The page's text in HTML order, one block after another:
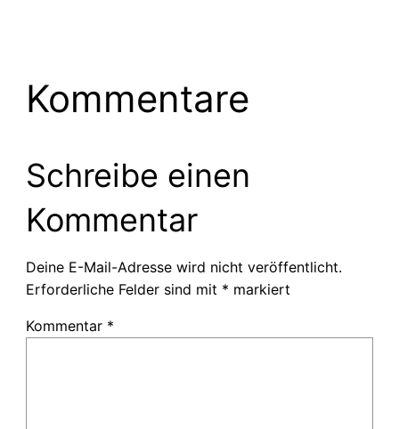
Kommentare
Schreibe einen
Kommentar
Deine E-Mail-Adresse wird nicht veröffentlicht.
Erforderliche Felder sind mit * markiert
Kommentar *